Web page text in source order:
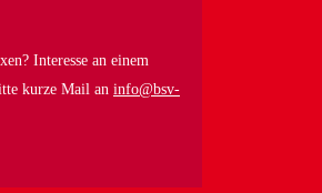
Interesse an einem
kurze Mail an info@bsv-